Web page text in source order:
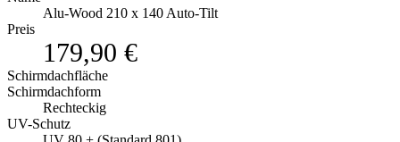
Alu-Wood 210 x 140 Auto-Tilt
Preis
179,90 €
Schirmdachfläche
Schirmdachform
Rechteckig
UV-Schutz